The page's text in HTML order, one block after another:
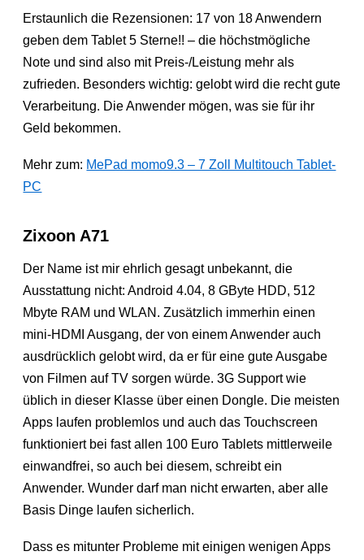
Erstaunlich die Rezensionen: 17 von 18 Anwendern
geben dem Tablet 5 Sterne!! – die höchstmögliche
Note und sind also mit Preis-/Leistung mehr als
zufrieden. Besonders wichtig: gelobt wird die recht gute
Verarbeitung. Die Anwender mögen, was sie für ihr
Geld bekommen.
Mehr zum: MePad momo9.3 – 7 Zoll Multitouch Tablet-
PC
Zixoon A71
Der Name ist mir ehrlich gesagt unbekannt, die
Ausstattung nicht: Android 4.04, 8 GByte HDD, 512
Mbyte RAM und WLAN. Zusätzlich immerhin einen
mini-HDMI Ausgang, der von einem Anwender auch
ausdrücklich gelobt wird, da er für eine gute Ausgabe
von Filmen auf TV sorgen würde. 3G Support wie
üblich in dieser Klasse über einen Dongle. Die meisten
Apps laufen problemlos und auch das Touchscreen
funktioniert bei fast allen 100 Euro Tablets mittlerweile
einwandfrei, so auch bei diesem, schreibt ein
Anwender. Wunder darf man nicht erwarten, aber alle
Basis Dinge laufen sicherlich.
Dass es mitunter Probleme mit einigen wenigen Apps